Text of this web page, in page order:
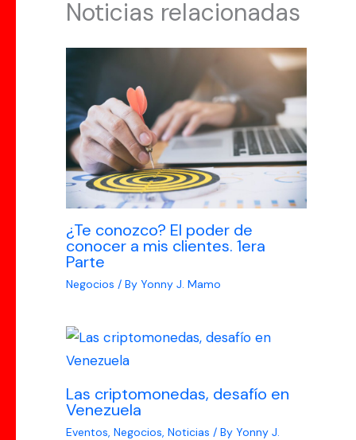
Noticias relacionadas
¿Te conozco? El poder de
conocer a mis clientes. 1era
Parte
Negocios / By Yonny J. Mamo
Las criptomonedas, desafío en
Venezuela
Eventos, Negocios, Noticias / By Yonny J.